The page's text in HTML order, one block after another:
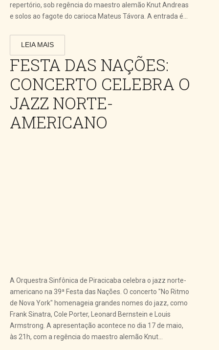
repertório, sob regência do maestro alemão Knut Andreas
e solos ao fagote do carioca Mateus Távora. A entrada é...
LEIA MAIS
FESTA DAS NAÇÕES:
CONCERTO CELEBRA O
JAZZ NORTE-
AMERICANO
A Orquestra Sinfônica de Piracicaba celebra o jazz norte-
americano na 39ª Festa das Nações. O concerto "No Ritmo
de Nova York" homenageia grandes nomes do jazz, como
Frank Sinatra, Cole Porter, Leonard Bernstein e Louis
Armstrong. A apresentação acontece no dia 17 de maio,
às 21h, com a regência do maestro alemão Knut...